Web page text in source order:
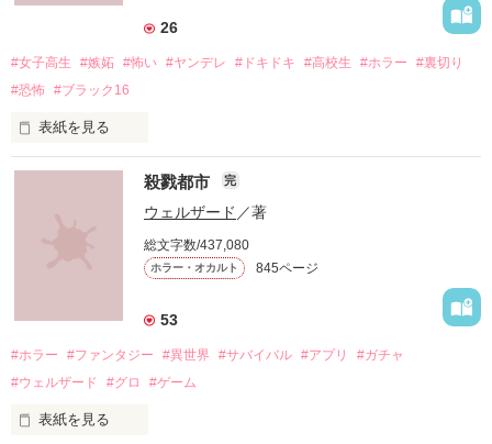
26
#女子高生 #嫉妬 #怖い #ヤンデレ #ドキドキ #高校生 #ホラー
#裏切り
#恐怖
#ブラック16
表紙を見る
「お願い、正気に戻って！」
「ずっと一緒にいてあげる。
自分勝手な女子高生たちの
殺戮都市 完
ウェルザード ／著
総文字数/437,080
ホラー・オカルト 845ページ
53
#ホラー #ファンタジー #異世界 #サバイバル #アプリ
#ガチャ
#ウェルザード
#グロ #ゲーム
表紙を見る